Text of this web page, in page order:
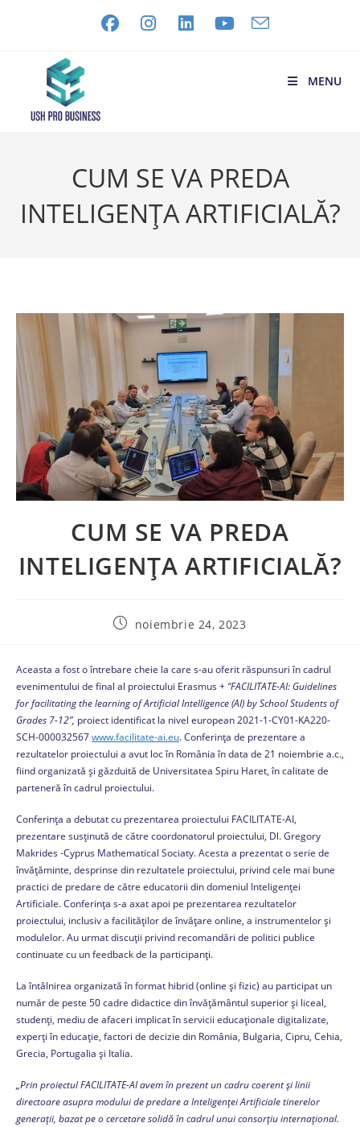
MENU
CUM SE VA PREDA
INTELIGENȚA ARTIFICIALĂ?
CUM SE VA PREDA
INTELIGENȚA ARTIFICIALĂ?
noiembrie 24, 2023
Aceasta a fost o întrebare cheie la care s-au oferit răspunsuri în cadrul
evenimentului de final al proiectului Erasmus +“FACILITATE-AI: Guidelines
for facilitating the learning of Artificial Intelligence (AI) by School Students of
Grades 7-12”, proiect identificat la nivel european 2021-1-CY01-KA220-
SCH-000032567www.facilitate-ai.eu. Conferința de prezentare a
rezultatelor proiectului a avut loc în România în data de 21 noiembrie a.c.,
fiind organizată și găzduită de Universitatea Spiru Haret, în calitate de
parteneră în cadrul proiectului.
Conferința a debutat cu prezentarea proiectului FACILITATE-AI,
prezentare susținută de către coordonatorul proiectului, Dl. Gregory
Makrides -Cyprus Mathematical Sociaty. Acesta a prezentat o serie de
învățăminte, desprinse din rezultatele proiectului, privind cele mai bune
practici de predare de către educatorii din domeniul Inteligenței
Artificiale. Conferința s-a axat apoi pe prezentarea rezultatelor
proiectului, inclusiv a facilităților de învățare online, a instrumentelor și
modulelor. Au urmat discuții privind recomandări de politici publice
continuate cu un feedback de la participanți.
La întâlnirea organizată în format hibrid (online și fizic) au participat un
număr de peste 50 cadre didactice din învățământul superior și liceal,
studenți, mediu de afaceri implicat în servicii educaționale digitalizate,
experți în educație, factori de decizie din România, Bulgaria, Cipru, Cehia,
Grecia, Portugalia și Italia.
„Prin proiectul FACILITATE-AI avem în prezent un cadru coerent și linii
directoare asupra modului de predare a Inteligenței Artificiale tinerelor
generații, bazat pe o cercetare solidă în cadrul unui consorțiu internațional.